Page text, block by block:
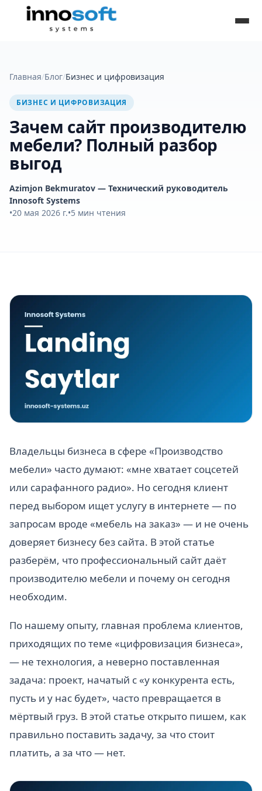
Главная/Блог/Бизнес и цифровизация
БИЗНЕС И ЦИФРОВИЗАЦИЯ
Зачем сайт производителю
мебели? Полный разбор
выгод
Azimjon Bekmuratov — Технический руководитель
Innosoft Systems
•20 мая 2026 г.•5 мин чтения
Владельцы бизнеса в сфере «Производство
мебели» часто думают: «мне хватает соцсетей
или сарафанного радио». Но сегодня клиент
перед выбором ищет услугу в интернете — по
запросам вроде «мебель на заказ» — и не очень
доверяет бизнесу без сайта. В этой статье
разберём, что профессиональный сайт даёт
производителю мебели и почему он сегодня
необходим.
По нашему опыту, главная проблема клиентов,
приходящих по теме «цифровизация бизнеса»,
— не технология, а неверно поставленная
задача: проект, начатый с «у конкурента есть,
пусть и у нас будет», часто превращается в
мёртвый груз. В этой статье открыто пишем, как
правильно поставить задачу, за что стоит
платить, а за что — нет.